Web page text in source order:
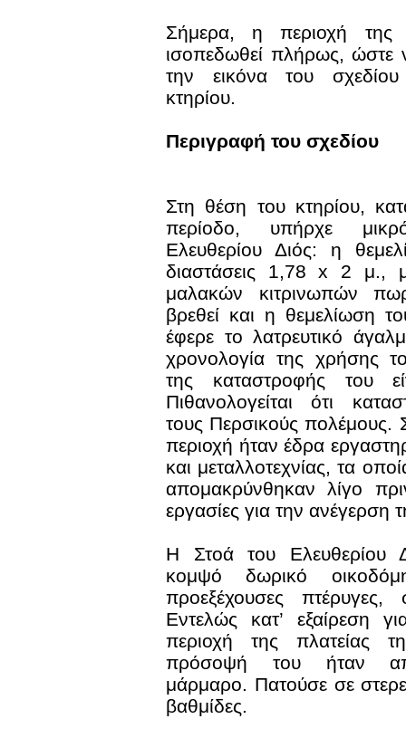
Σήμερα, η περιοχή της
ισοπεδωθεί πλήρως, ώστε
την εικόνα του
κτηρίου.
Περιγραφή του σχεδίου
Στη θέση του κτηρίου,
περίοδο, υπήρχε
Ελευθερίου Διός: η
διαστάσεις 1,78 x 2 μ.,
μαλακών κιτρινωπών
βρεθεί και η θεμελίωση
έφερε το λατρευτικό
χρονολογία της χρήσης
της καταστροφής του
Πιθανολογείται ότι
τους Περσικούς πολέμους.
περιοχή ήταν έδρα
και μεταλλοτεχνίας, τα
απομακρύνθηκαν λίγο
εργασίες για την ανέγερση
Η Στοά του Ελευθερίου
κομψό δωρικό
προεξέχουσες
Εντελώς κατ’ εξαίρεση
περιοχή της πλατείας
πρόσοψή του ήταν
μάρμαρο. Πατούσε σε
βαθμίδες.